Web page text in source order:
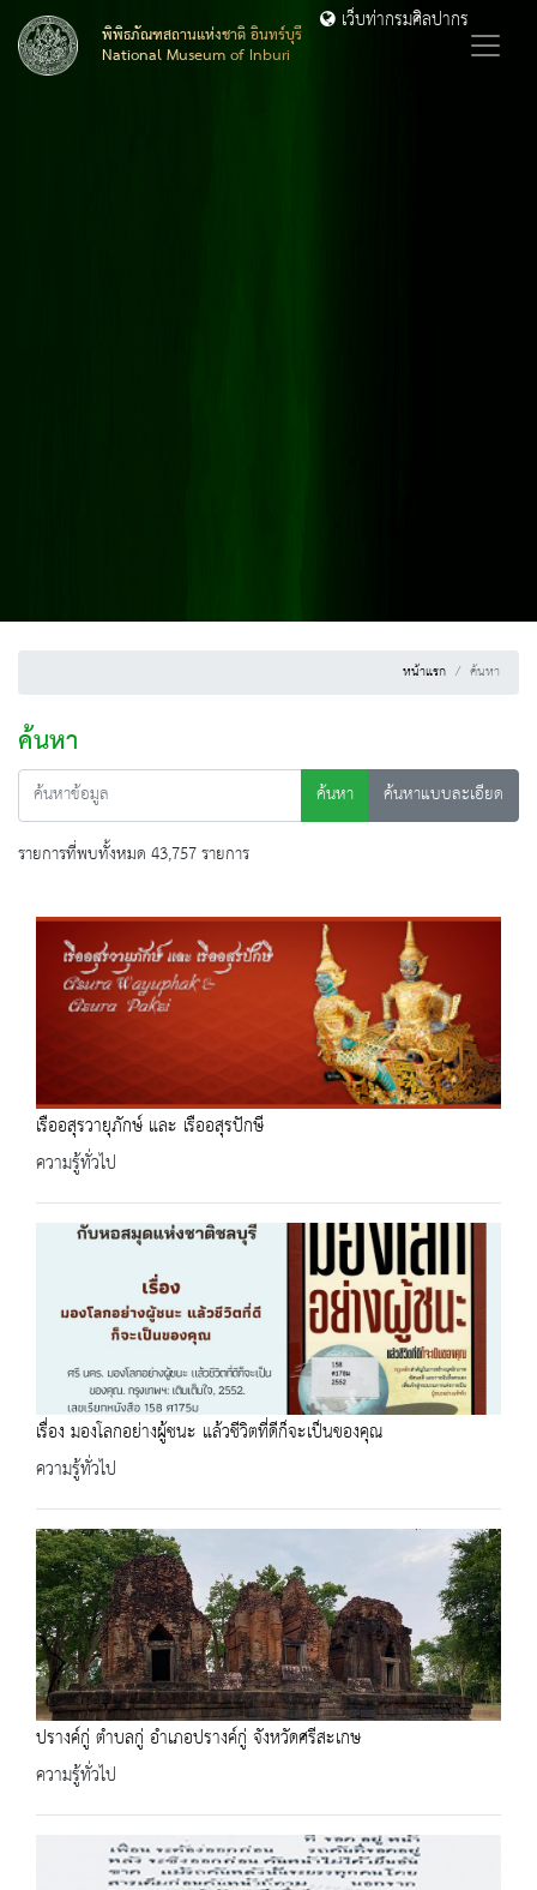
พิพิธภัณฑสถานแห่งชาติ อินทร์บุรี
National Museum of Inburi
เว็บท่ากรมศิลปากร
หน้าแรก ค้นหา
ค้นหา
ค้นหา
ค้นหาแบบละเอียด
รายการที่พบทั้งหมด 43,757 รายการ
เรืออสุรวายุภักษ์ และ เรืออสุรปักษี
ความรู้ทั่วไป
เรื่อง มองโลกอย่างผู้ชนะ แล้วชีวิตที่ดีก็จะเป็นของคุณ
ความรู้ทั่วไป
ปรางค์กู่ ตำบลกู่ อำเภอปรางค์กู่ จังหวัดศรีสะเกษ
ความรู้ทั่วไป